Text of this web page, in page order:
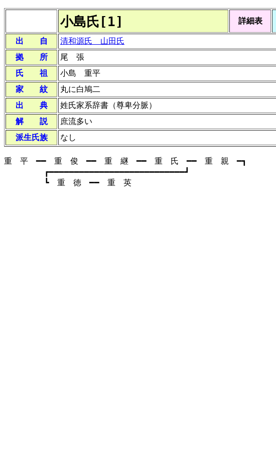
小島氏[1] 詳細表
出 自
清和源氏 山田氏
拠 所
尾 張
氏 祖
小島 重平
家 紋
丸に白鳩二
出 典
姓氏家系辞書（尊卑分脈）
解 説
庶流多い
派生氏族
なし
重 平 ━━ 重 俊 ━━ 重 継 ━━ 重 氏 ━━ 重 親 ━┓
┏━━━━━━━━━━━━━━━━━━━━━━━━━━━┛
┗ 重 徳 ━━ 重 英